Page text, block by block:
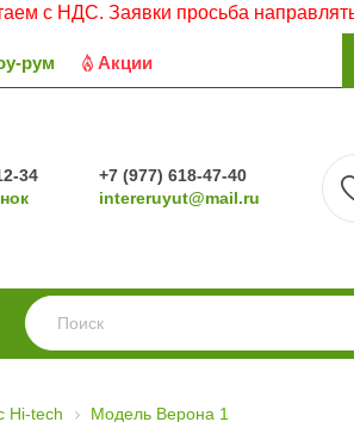
Заявки просьба направлять на
рум Акции
34
+7 (977) 618-47-40
intereruyut@mail.ru
Hi-tech
Модель Верона 1